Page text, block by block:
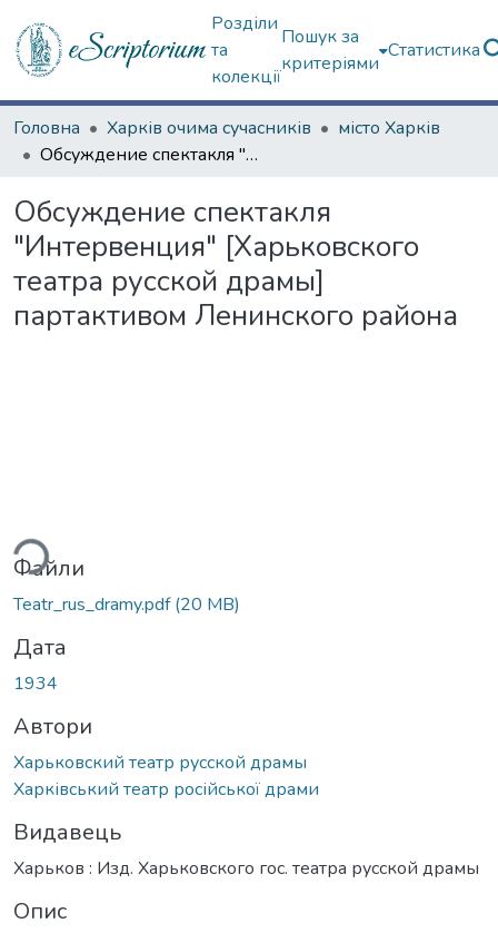
Розділи
та
колекції
Пошук за
критеріями
Статистика
Головна Харків очима сучасників
місто Харків
Обсуждение спектакля "Интервенция" [Харьковского театра русской драмы] партактивом Ленинского района
Обсуждение спектакля
"Интервенция" [Харьковского
театра русской драмы]
партактивом Ленинского района
Файли
Teatr_rus_dramy.pdf(20 MB)
Дата
1934
Автори
Харьковский театр русской драмы
Харківський театр російської драми
Видавець
Харьков : Изд. Харьковского гос. театра русской драмы
Опис